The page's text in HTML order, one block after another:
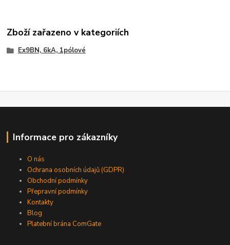
Zboží zařazeno v kategoriích
Ex9BN, 6kA, 1pólové
Informace pro zákazníky
O nás
Ochrana osobních údajů (GDPR)
Obchodní podmínky
Přepravní podmínky
Kontakty
Blog
Platební brána ComGate